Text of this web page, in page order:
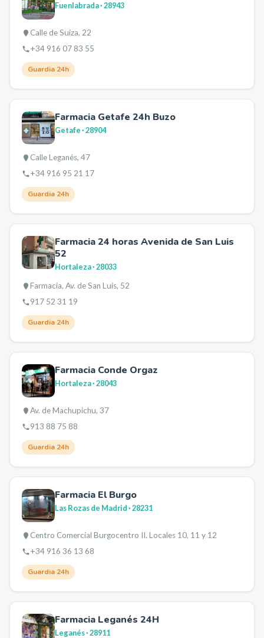
Fuenlabrada· 28943
Calle de Suiza, 22
+34 916 07 83 55
Guardia 24h
Farmacia Getafe 24h Buzo
Getafe· 28904
Calle Leganés, 47
+34 916 95 21 17
Guardia 24h
Farmacia 24 horas Avenida de San Luis
52
Hortaleza· 28033
Farmacia, Av. de San Luis, 52
917 52 31 19
Guardia 24h
Farmacia Conde Orgaz
Hortaleza· 28043
Av. de Machupichu, 37
913 88 75 88
Guardia 24h
Farmacia El Burgo
Las Rozas de Madrid· 28231
Centro Comercial Burgocentro II. Locales 10, 11 y 12
+34 916 36 13 68
Guardia 24h
Farmacia Leganés 24H
Leganés· 28911